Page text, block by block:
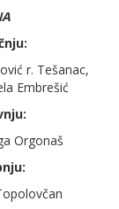
r. Tešanac,
Embrešić
Orgonaš